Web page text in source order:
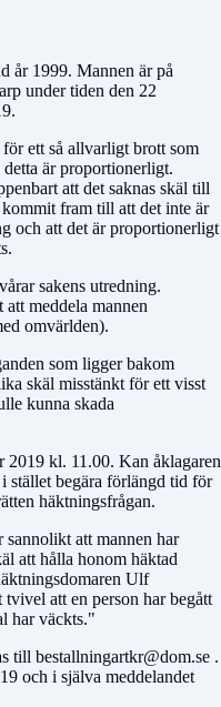
år 1999. Mannen är på
under tiden den 22
ett så allvarligt brott som
är proportionerligt.
att det saknas skäl till
fram till att det inte är
och att det är proportionerligt
sakens utredning.
meddela mannen
omvärlden).
som ligger bakom
skäl misstänkt för ett visst
kunna skada
2019 kl. 11.00. Kan åklagaren
stället begära förlängd tid för
häktningsfrågan.
att mannen har
att hålla honom häktad
Ulf
att en person har begått
har väckts."
till bestallningartkr@dom.se .
och i själva meddelandet